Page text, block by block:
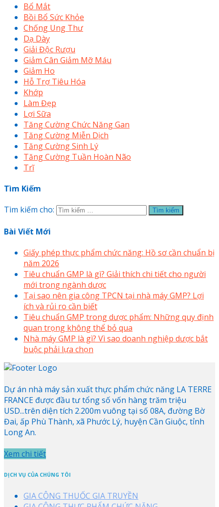
Bổ Mắt
Bồi Bổ Sức Khỏe
Chống Ung Thư
Dạ Dày
Giải Độc Rượu
Giảm Cân Giảm Mỡ Máu
Giảm Ho
Hỗ Trợ Tiêu Hóa
Khớp
Làm Đẹp
Lợi Sữa
Tăng Cường Chức Năng Gan
Tăng Cường Miễn Dịch
Tăng Cường Sinh Lý
Tăng Cường Tuần Hoàn Não
Trĩ
Tìm Kiếm
Tìm kiếm cho:
Bài Viết Mới
Giấy phép thực phẩm chức năng: Hồ sơ cần chuẩn bị
năm 2026
Tiêu chuẩn GMP là gì? Giải thích chi tiết cho người
mới trong ngành dược
Tại sao nên gia công TPCN tại nhà máy GMP? Lợi
ích và rủi ro cần biết
Tiêu chuẩn GMP trong dược phẩm: Những quy định
quan trọng không thể bỏ qua
Nhà máy GMP là gì? Vì sao doanh nghiệp dược bắt
buộc phải lựa chọn
Dự án nhà máy sản xuất thực phẩm chức năng LA TERRE
FRANCE được đầu tư tổng số vốn hàng trăm triệu
USD...trên diện tích 2.200m vuông tại số 08A, đường Bờ
Đai, ấp Phù Thành, xã Phước Lý, huyện Cần Giuộc, tỉnh
Long An.
Xem chi tiết
DỊCH VỤ CỦA CHÚNG TÔI
GIA CÔNG THUỐC GIA TRUYỀN